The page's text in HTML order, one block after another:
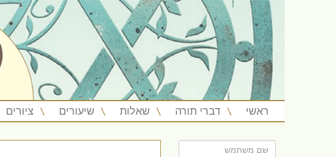
ראשי דברי תורה שאלות שיעורים ציורים